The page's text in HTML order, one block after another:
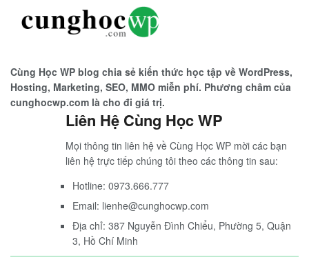
Cùng Học WP blog chia sẻ kiến thức học tập về WordPress,
Hosting, Marketing, SEO, MMO miễn phí. Phương châm của
cunghocwp.com là cho đi giá trị.
Liên Hệ Cùng Học WP
Mọi thông tin liên hệ về Cùng Học WP mời các bạn
liên hệ trực tiếp chúng tôi theo các thông tin sau:
Hotline: 0973.666.777
Email: lienhe@cunghocwp.com
Địa chỉ: 387 Nguyễn Đình Chiểu, Phường 5, Quận
3, Hồ Chí Minh